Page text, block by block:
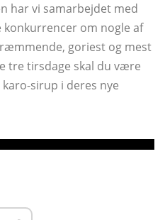
har vi samarbejdet med
konkurrencer om nogle af
goriest og mest
tre tirsdage skal du være
sirup i deres nye